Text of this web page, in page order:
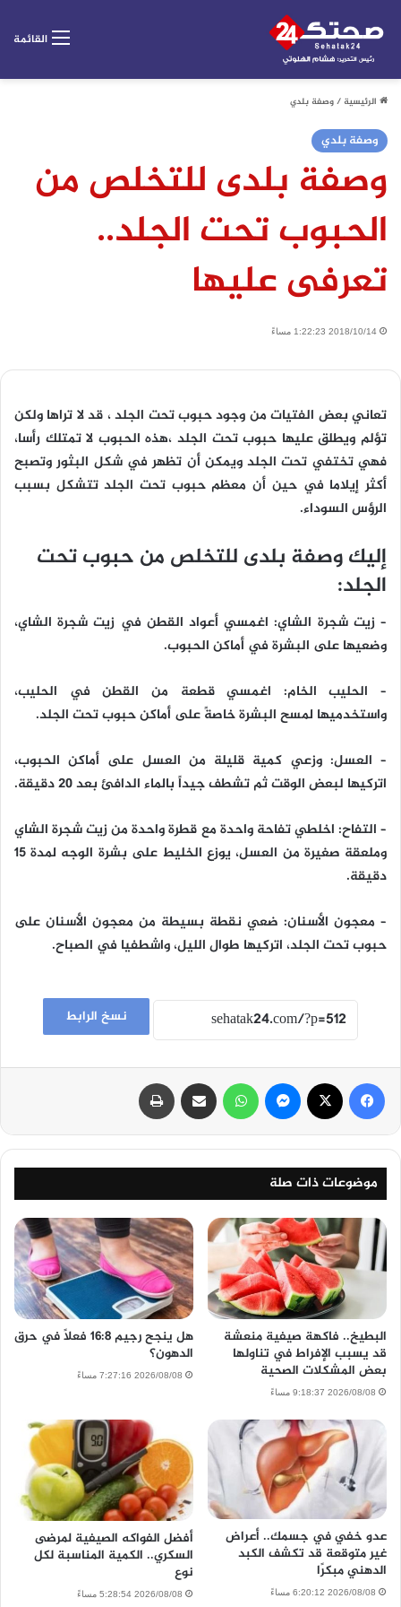
القائمة
الرئيسية/وصفة بلدي
وصفة بلدي
وصفة بلدى للتخلص من
الحبوب تحت الجلد..
تعرفى عليها
2018/10/14 1:22:23 مساءً
تعاني بعض الفتيات من وجود حبوب تحت الجلد ، قد لا تراها ولكن
تؤلم ويطلق عليها حبوب تحت الجلد ،هذه الحبوب لا تمتلك رأسا،
فهي تختفي تحت الجلد ويمكن أن تظهر في شكل البثور وتصبح
أكثر إيلاما في حين أن معظم حبوب تحت الجلد تتشكل بسبب
الرؤس السوداء.
إليك وصفة بلدى للتخلص من حبوب تحت
الجلد:
– زيت شجرة الشاي: اغمسي أعواد القطن في زيت شجرة الشاي،
وضعيها على البشرة في أماكن الحبوب.
– الحليب الخام: اغمسي قطعة من القطن في الحليب،
واستخدميها لمسح البشرة خاصةً على أماكن حبوب تحت الجلد.​
– العسل: وزعي كمية قليلة من العسل على أماكن الحبوب،
اتركيها لبعض الوقت ثم تشطف جيداً بالماء الدافئ بعد 20 دقيقة.
– التفاح: اخلطي تفاحة واحدة مع قطرة واحدة من زيت شجرة الشاي
وملعقة صغيرة من العسل، يوزع الخليط على بشرة الوجه لمدة 15
دقيقة.
– معجون الأسنان: ضعي نقطة بسيطة من معجون الأسنان على
حبوب تحت الجلد، اتركيها طوال الليل، واشطفيا في الصباح.
نسخ الرابط
فيسبوك ماسنجر واتساب مشاركة عبر البريد
موضوعات ذات صلة
البطيخ.. فاكهة صيفية منعشة
قد يسبب الإفراط في تناولها
بعض المشكلات الصحية
2026/08/08 9:18:37 مساءً
هل ينجح رجيم 16:8 فعلًا في حرق
الدهون؟
2026/08/08 7:27:16 مساءً
عدو خفي في جسمك.. أعراض
غير متوقعة قد تكشف الكبد
الدهني مبكرًا
2026/08/08 6:20:12 مساءً
أفضل الفواكه الصيفية لمرضى
السكري.. الكمية المناسبة لكل
نوع
2026/08/08 5:28:54 مساءً